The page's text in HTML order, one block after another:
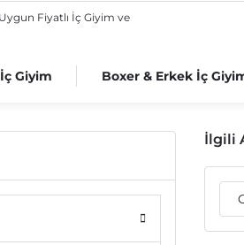
İç Giyim Boxer & Erkek İç
İlgili